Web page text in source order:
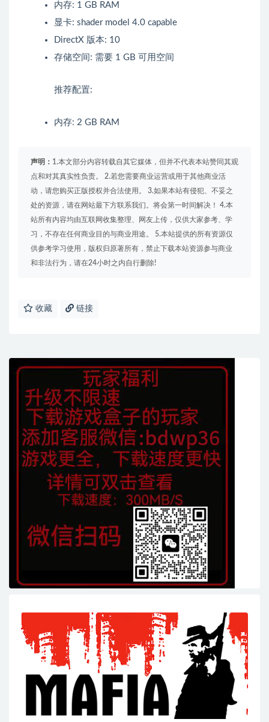
内存: 1 GB RAM
显卡: shader model 4.0 capable
DirectX 版本: 10
存储空间: 需要 1 GB 可用空间
推荐配置:
内存: 2 GB RAM
声明： 1.本文部分内容转载自其它媒体，但并不代表本站赞同其观
点和对其真实性负责。 2.若您需要商业运营或用于其他商业活
动，请您购买正版授权并合法使用。 3.如果本站有侵犯、不妥之
处的资源，请在网站最下方联系我们。将会第一时间解决！ 4.本
站所有内容均由互联网收集整理、网友上传，仅供大家参考、学
习，不存在任何商业目的与商业用途。 5.本站提供的所有资源仅
供参考学习使用，版权归原著所有，禁止下载本站资源参与商业
和非法行为，请在24小时之内自行删除!
收藏 链接